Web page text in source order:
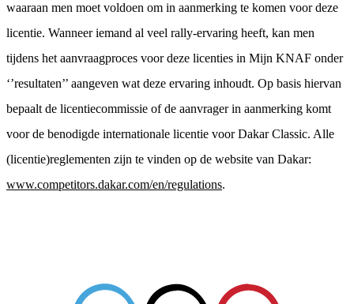
waaraan men moet voldoen om in aanmerking te komen voor deze
licentie. Wanneer iemand al veel rally-ervaring heeft, kan men
tijdens het aanvraagproces voor deze licenties in Mijn KNAF onder
‘’resultaten’’ aangeven wat deze ervaring inhoudt. Op basis hiervan
bepaalt de licentiecommissie of de aanvrager in aanmerking komt
voor de benodigde internationale licentie voor Dakar Classic. Alle
(licentie)reglementen zijn te vinden op de website van Dakar:
www.competitors.dakar.com/en/regulations.